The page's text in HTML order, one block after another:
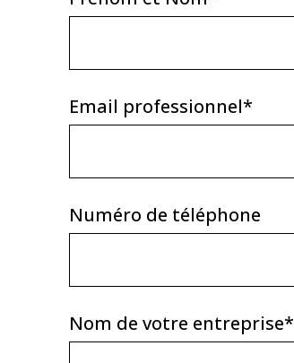
Email professionnel*
Numéro de téléphone
Nom de votre entreprise*